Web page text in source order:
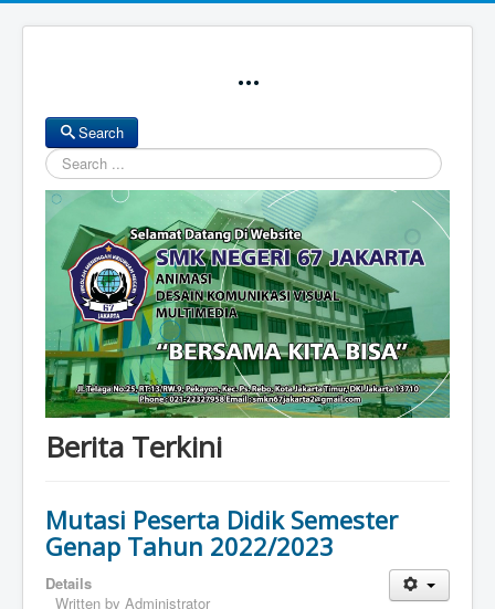
...
Search
Berita Terkini
Mutasi Peserta Didik Semester
Genap Tahun 2022/2023
Details
Written by Administrator